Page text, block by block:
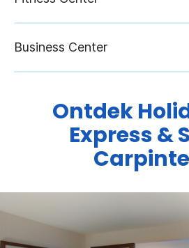
Ontdek
Express &